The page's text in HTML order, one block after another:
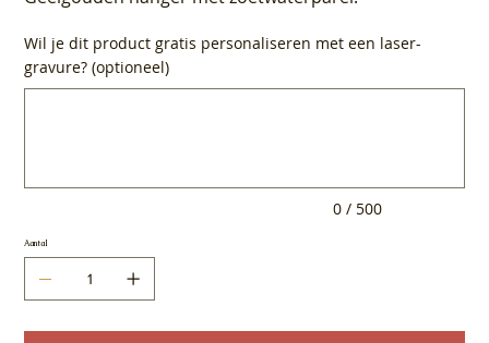
Wil je dit product gratis personaliseren met een laser-
gravure? (optioneel)
0 / 500
Aantal